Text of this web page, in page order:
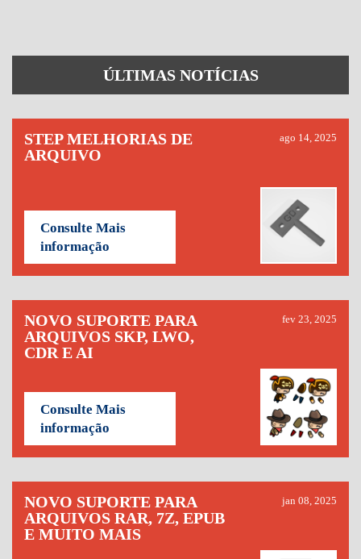
ÚLTIMAS NOTÍCIAS
STEP MELHORIAS DE
ARQUIVO
ago 14, 2025
Consulte Mais
informação
NOVO SUPORTE PARA
ARQUIVOS SKP, LWO,
CDR E AI
fev 23, 2025
Consulte Mais
informação
NOVO SUPORTE PARA
ARQUIVOS RAR, 7Z, EPUB
E MUITO MAIS
jan 08, 2025